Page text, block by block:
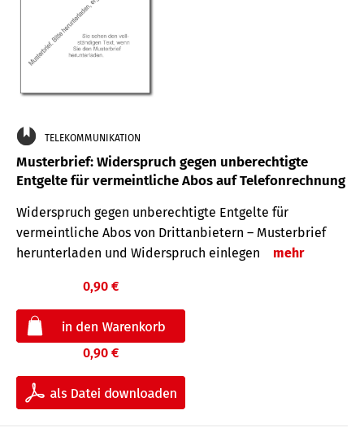
TELEKOMMUNIKATION
Musterbrief: Widerspruch gegen unberechtigte
Entgelte für vermeintliche Abos auf Telefonrechnung
Widerspruch gegen unberechtigte Entgelte für
vermeintliche Abos von Drittanbietern – Musterbrief
herunterladen und Widerspruch einlegen
mehr
0,90 €
0,90 €